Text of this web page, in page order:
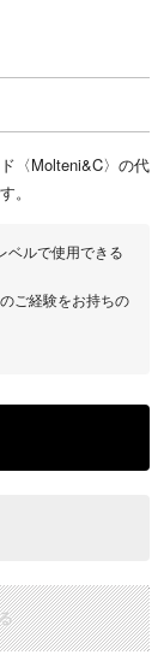
〈Molteni&C〉の代
。
ベルで使用できる
ご経験をお持ちの